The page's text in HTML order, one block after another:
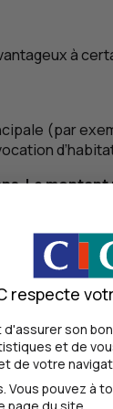
à
(par
Le montant
est
000 €.
respecte
son
et de
de votre
pouvez à
page du site.